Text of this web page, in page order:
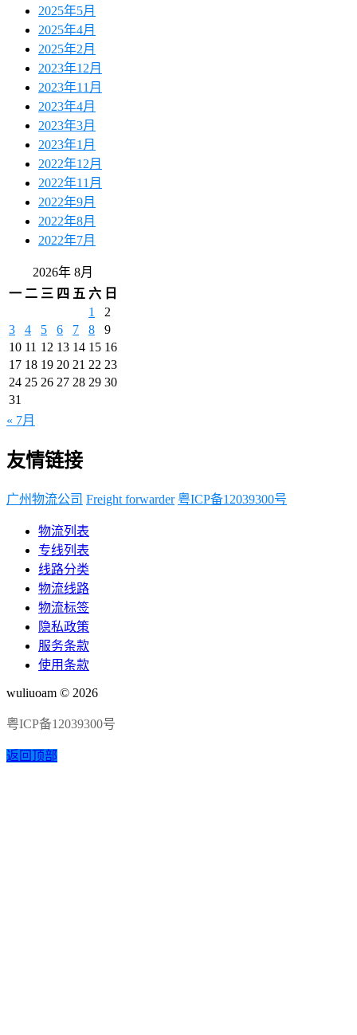
2025年5月
2025年4月
2025年2月
2023年12月
2023年11月
2023年4月
2023年3月
2023年1月
2022年12月
2022年11月
2022年9月
2022年8月
2022年7月
2026年 8月
一 二 三 四 五 六 日
1
2
3
4 5 6 7 8
9
10 11 12 13 14 15 16
17 18 19 20 21 22 23
24 25 26 27 28 29 30
31
« 7月
友情链接
广州物流公司 Freight forwarder 粤ICP备12039300号
物流列表
专线列表
线路分类
物流线路
物流标签
隐私政策
服务条款
使用条款
wuliuoam © 2026
粤ICP备12039300号
返回顶部